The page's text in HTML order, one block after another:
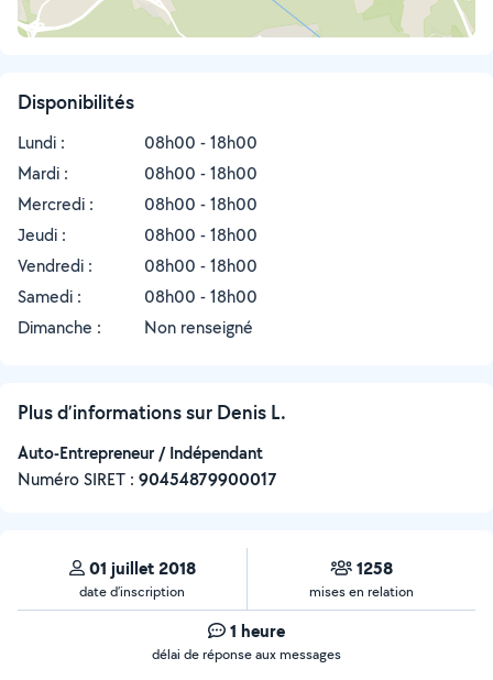
Disponibilités
Lundi :
08h00 - 18h00
Mardi :
08h00 - 18h00
Mercredi :
08h00 - 18h00
Jeudi :
08h00 - 18h00
Vendredi :
08h00 - 18h00
Samedi :
08h00 - 18h00
Dimanche :
Non renseigné
Plus d’informations sur Denis L.
Auto-Entrepreneur / Indépendant
Numéro SIRET : ‍90454879900017
01 juillet 2018
date d’inscription
1258
mises en relation
1 heure
délai de réponse aux messages